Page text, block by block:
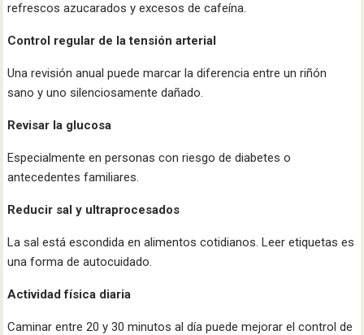
refrescos azucarados y excesos de cafeína.
Control regular de la tensión arterial
Una revisión anual puede marcar la diferencia entre un riñón
sano y uno silenciosamente dañado.
Revisar la glucosa
Especialmente en personas con riesgo de diabetes o
antecedentes familiares.
Reducir sal y ultraprocesados
La sal está escondida en alimentos cotidianos. Leer etiquetas es
una forma de autocuidado.
Actividad física diaria
Caminar entre 20 y 30 minutos al día puede mejorar el control de